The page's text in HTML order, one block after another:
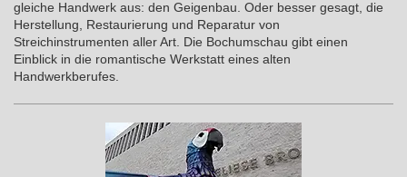
gleiche Handwerk aus: den Geigenbau. Oder besser gesagt, die
Herstellung, Restaurierung und Reparatur von
Streichinstrumenten aller Art. Die Bochumschau gibt einen
Einblick in die romantische Werkstatt eines alten
Handwerkberufes.